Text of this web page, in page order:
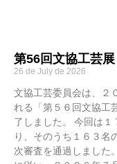
第56回文協工芸
26 de July de 2026
文協工芸委員会は、２
れる「第５６回文協工
了しました。 今回は
り、そのうち１６３名
次審査を通過しました